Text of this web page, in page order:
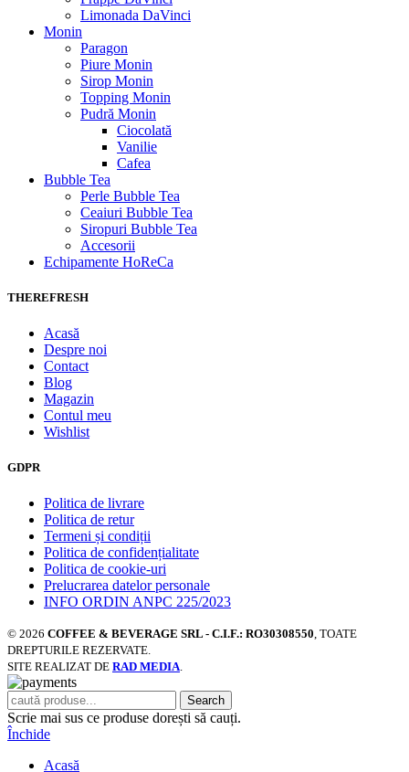
Limonada DaVinci
Monin
Paragon
Piure Monin
Sirop Monin
Topping Monin
Pudră Monin
Ciocolată
Vanilie
Cafea
Bubble Tea
Perle Bubble Tea
Ceaiuri Bubble Tea
Siropuri Bubble Tea
Accesorii
Echipamente HoReCa
THEREFRESH
Acasă
Despre noi
Contact
Blog
Magazin
Contul meu
Wishlist
GDPR
Politica de livrare
Politica de retur
Termeni și condiții
Politica de confidențialitate
Politica de cookie-uri
Prelucrarea datelor personale
INFO ORDIN ANPC 225/2023
© 2026 COFFEE & BEVERAGE SRL - C.I.F.: RO30308550, TOATE
DREPTURILE REZERVATE.
SITE REALIZAT DE RAD MEDIA.
Search
Scrie mai sus ce produse dorești să cauți.
Închide
Acasă